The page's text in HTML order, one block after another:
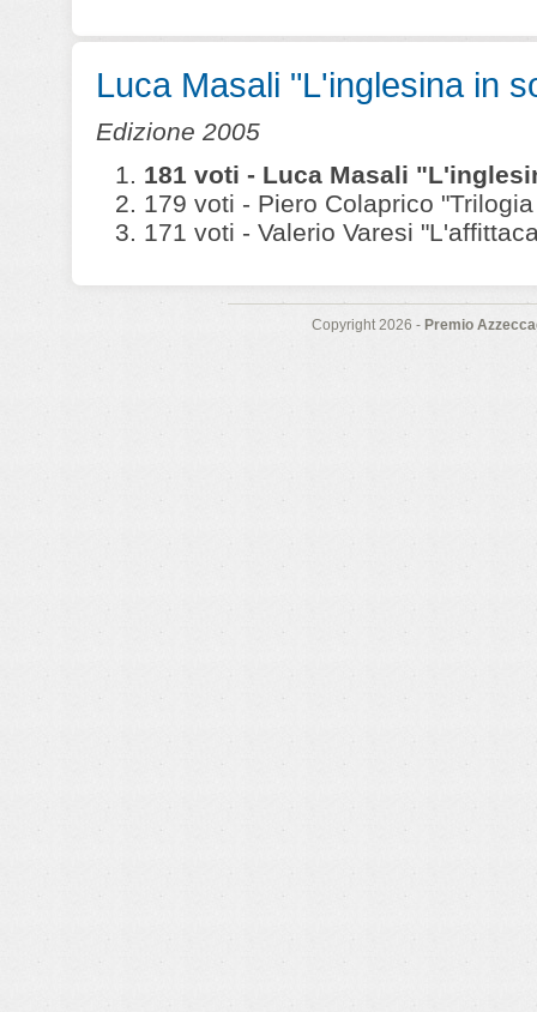
Luca Masali "L'inglesina in
Edizione 2005
181 voti - Luca Masali
179 voti - Piero Colaprico
171 voti - Valerio Varesi
Copyright 2026 - Premio